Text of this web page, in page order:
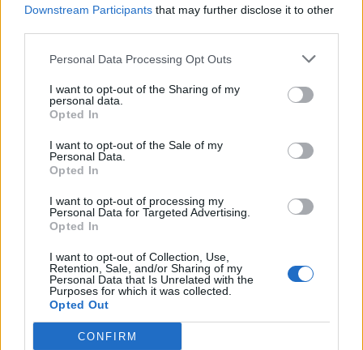
Downstream Participants that may further disclose it to other
Personal Data Processing Opt Outs
I want to opt-out of the Sharing of my
personal data.
Opted In
I want to opt-out of the Sale of my
Personal Data.
Opted In
I want to opt-out of processing my
Personal Data for Targeted Advertising.
Opted In
I want to opt-out of Collection, Use,
Retention, Sale, and/or Sharing of my
Personal Data that Is Unrelated with the
Purposes for which it was collected.
Opted Out
CONFIRM
Varškė ne visada yra
geriausias pasirinkimas
siūlo specialistai?
Kaip ricinos aliejus veikia
naudą
Sveikata